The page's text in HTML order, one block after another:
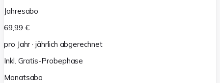
Jahresabo
69,99 €
pro Jahr · jährlich abgerechnet
Inkl. Gratis-Probephase
Monatsabo